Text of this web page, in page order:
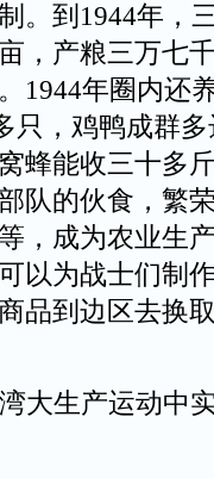
。到1944年，
，产粮三万七
1944年圈内还
只，鸡鸭成群
蜂能收三十多
队的伙食，繁
，成为农业生
以为战士们制
品到边区去换
大生产运动中